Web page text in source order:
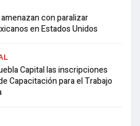
con paralizar
en Estados Unidos
Capital las inscripciones
Capacitación para el Trabajo